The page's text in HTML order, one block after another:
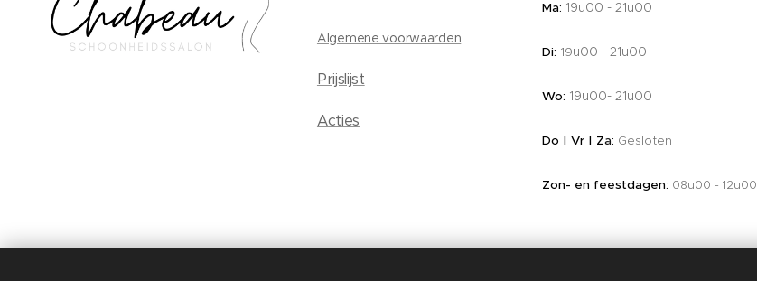
Algemene voorwaarden
Prijslijst
Acties
Ma: 19u00 - 21u00
Di: 19u00 - 21u00
Wo: 19u00- 21u00
Do | Vr | Za: Gesloten
Zon- en feestdagen: 08u00 - 12u00